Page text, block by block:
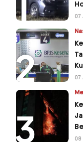
07
07
08